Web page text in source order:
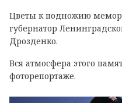
Цветы к подножию
губернатор
Дрозденко.
Вся атмосфера этого
фоторепортаже.